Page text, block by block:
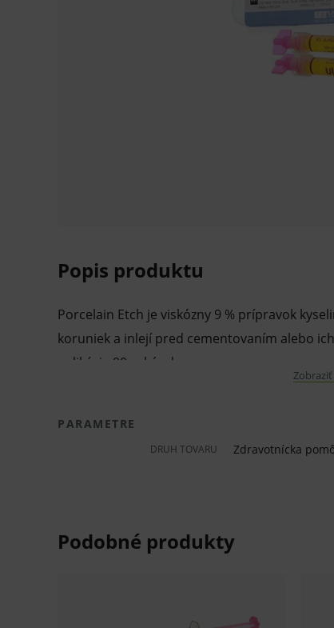
Popis produktu
Porcelain Etch je viskózny 9 % prípravok
koruniek a inlejí pred cementovaním alebo
aplikácia 90 sekúnd.
odporúčame poradu s lekárom. Starostlivo
nemusí byť zaručená, lepšia alebo
PARAMETRE
DRUH TOVARU Zdravotnícka